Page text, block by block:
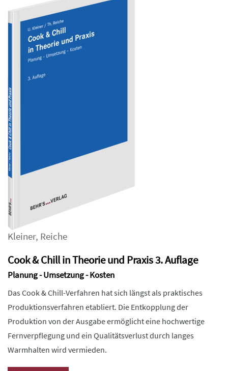
Kleiner, Reiche
Cook & Chill in Theorie und Praxis 3. Auflage
Planung - Umsetzung - Kosten
Das Cook & Chill-Verfahren hat sich längst als praktisches
Produktionsverfahren etabliert. Die Entkopplung der
Produktion von der Ausgabe ermöglicht eine hochwertige
Fernverpflegung und ein Qualitätsverlust durch langes
Warmhalten wird vermieden.